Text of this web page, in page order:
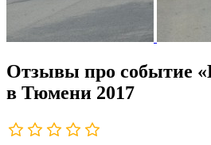
Отзывы про событие
в Тюмени 2017